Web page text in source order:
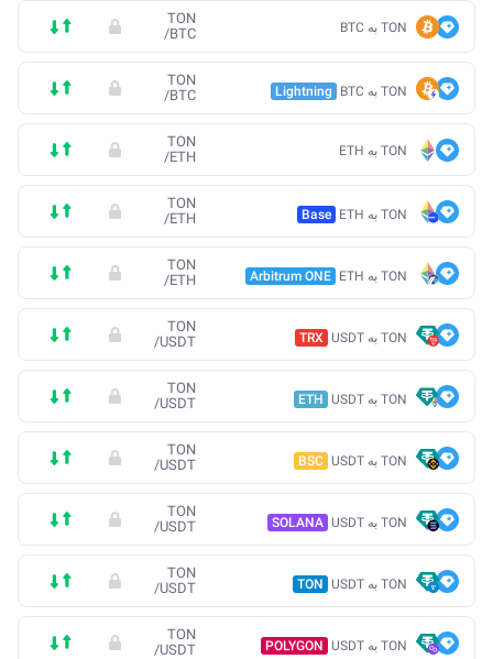
TON به BTC
TON
/BTC
TON به BTC Lightning
TON
/BTC
TON به ETH
TON
/ETH
TON به ETH Base
TON
/ETH
TON به ETH Arbitrum ONE
TON
/ETH
TON به USDT TRX
TON
/USDT
TON به USDT ETH
TON
/USDT
TON به USDT BSC
TON
/USDT
TON به USDT SOLANA
TON
/USDT
TON به USDT TON
TON
/USDT
TON به USDT POLYGON
TON
/USDT